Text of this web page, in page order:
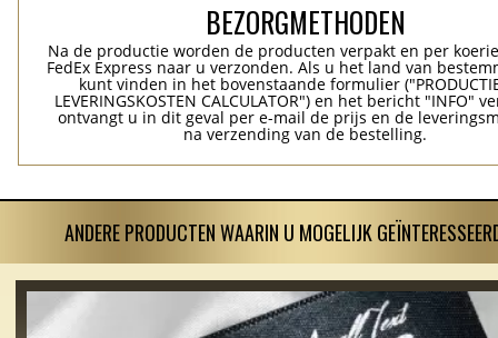
BEZORGMETHODEN
Na de productie worden de producten verpakt en per
FedEx Express naar u verzonden. Als u het land van
kunt vinden in het bovenstaande formulier
LEVERINGSKOSTEN CALCULATOR") en het bericht "INFO"
ontvangt u in dit geval per e-mail de prijs en de
na verzending van de bestelling.
ANDERE PRODUCTEN WAARIN U MOGELIJK